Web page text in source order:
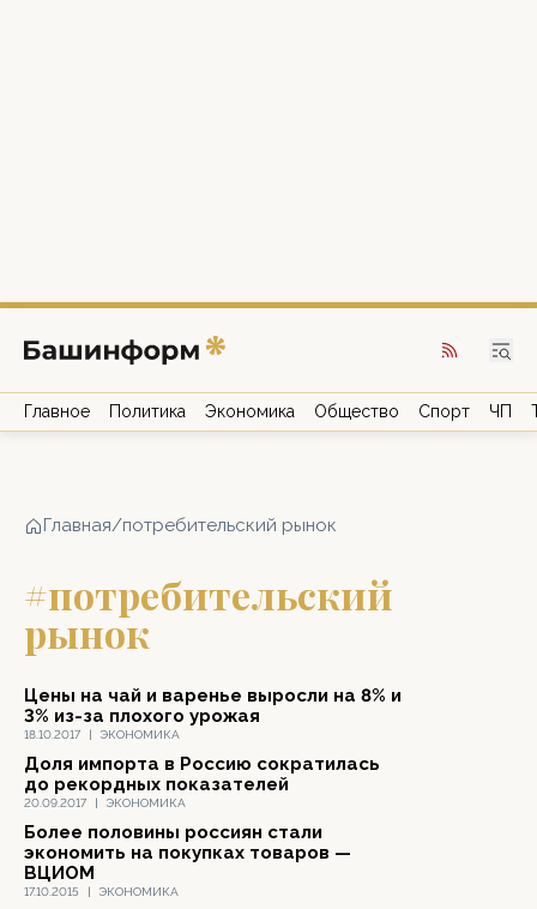
Главное Политика Экономика Общество Спорт ЧП
Главная/потребительский рынок
#потребительский
рынок
18.10.2017 | ЭКОНОМИКА
Цены на чай и варенье выросли на 8% и
3% из-за плохого урожая
20.09.2017 | ЭКОНОМИКА
Доля импорта в Россию сократилась
до рекордных показателей
17.10.2015 | ЭКОНОМИКА
Более половины россиян стали
экономить на покупках товаров —
ВЦИОМ